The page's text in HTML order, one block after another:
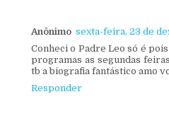
Anônimo sexta-feira, 23 de
Conheci o Padre Leo só é
programas as segundas
tb a biografia fantástico amo
Responder